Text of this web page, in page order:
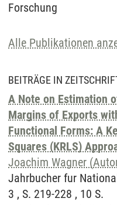
Forschung
Alle Publikationen
BEITRÄGE IN
A Note on Estimation
Margins of Exports
Functional Forms: A
Squares (KRLS)
Joachim Wagner
Jahrbucher fur
3 , S. 219-228 , 10 S.